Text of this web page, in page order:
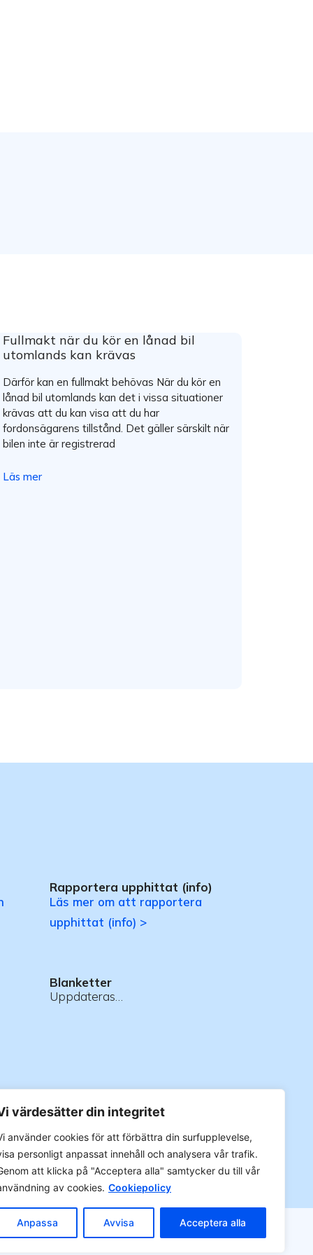
värdesätter din integritet
använder cookies för att förbättra din surfupplevelse,
personligt anpassat innehåll och analysera vår trafik.
att klicka på "Acceptera alla" samtycker du till vår
av cookies. Cookiepolicy
Anpassa Avvisa Acceptera alla
Fullmakt när du kör en lånad bil
utomlands kan krävas
Därför kan en fullmakt behövas När du kör en
lånad bil utomlands kan det i vissa situationer
krävas att du kan visa att du har
fordonsägarens tillstånd. Det gäller särskilt när
bilen inte är registrerad
Läs mer
Rapportera upphittat (info)
Läs mer om att rapportera
upphittat (info) >
Blanketter
Uppdateras…